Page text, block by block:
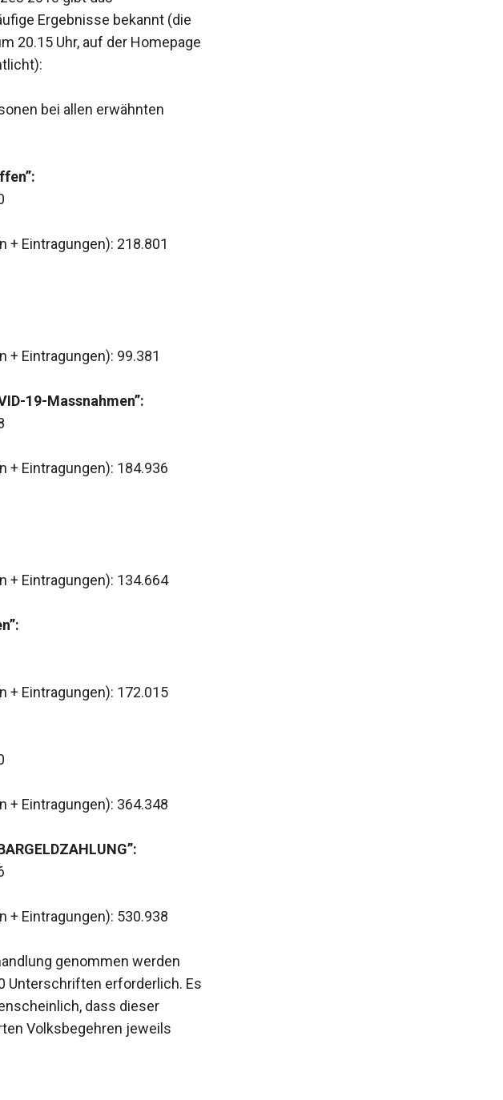
Ergebnisse bekannt (die
20.15 Uhr, auf der Homepage
bei allen erwähnten
+ Eintragungen): 218.801
+ Eintragungen): 99.381
19-Massnahmen”:
+ Eintragungen): 184.936
+ Eintragungen): 134.664
+ Eintragungen): 172.015
+ Eintragungen): 364.348
+ Eintragungen): 530.938
genommen werden
Unterschriften erforderlich. Es
dass dieser
Volksbegehren jeweils